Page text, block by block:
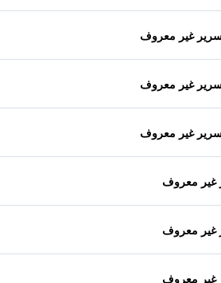
غير معروف
غير معروف
غير معروف